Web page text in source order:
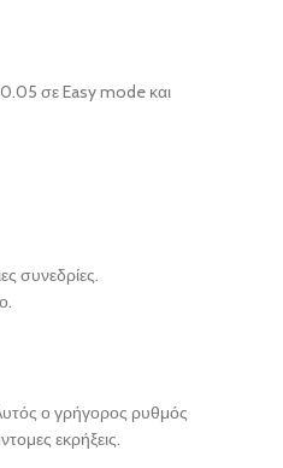
σε Easy mode και
συνεδρίες.
ο γρήγορος ρυθμός
εκρήξεις.